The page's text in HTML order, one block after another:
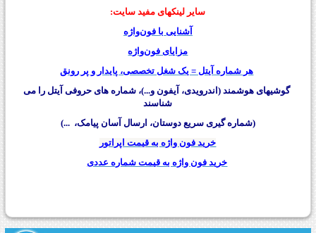
سایر لينکهای مفید سایت:
آشنایی با فون‌واژه
مزایای فون‌واژه
هر شماره آیتل = یک شغل تخصصی، پایدار و پر رونق
گوشیهای هوشمند (اندرویدی، آیفون و...)، شماره های حروفی آیتل را می
شناسند
(شماره گیری سریع دوستان، ارسال آسان پیامک، ...)
خرید فون واژه به قیمت اپراتور
خرید فون واژه به قیمت شماره عددی